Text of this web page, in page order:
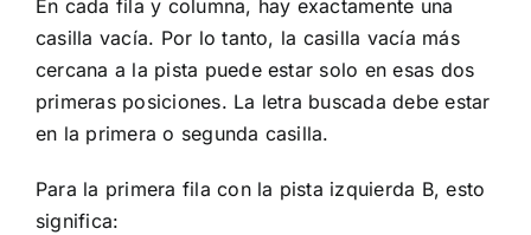
En cada fila y columna, hay exactamente una
casilla vacía. Por lo tanto, la casilla vacía más
cercana a la pista puede estar solo en esas dos
primeras posiciones. La letra buscada debe estar
en la primera o segunda casilla.
Para la primera fila con la pista izquierda B, esto
significa: